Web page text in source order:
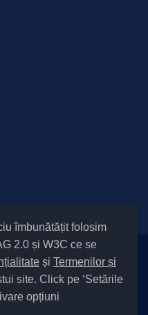
îmbunătățit folosim
2.0 și W3C ce se
și Termenilor și
site. Click pe ‘Setările
opțiuni
datelor|Politică de utilizare
a site-ului